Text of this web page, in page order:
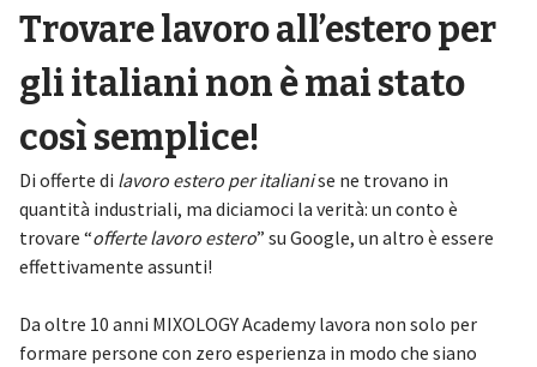
Trovare lavoro all’estero per
gli italiani non è mai stato
così semplice!
Di offerte di lavoro estero per italianise ne trovano in
quantità industriali, ma diciamoci la verità: un conto è
trovare “offerte lavoro estero” su Google, un altro è essere
effettivamente assunti!
Da oltre 10 anni MIXOLOGY Academy lavora non solo per
formare persone con zero esperienza in modo che siano